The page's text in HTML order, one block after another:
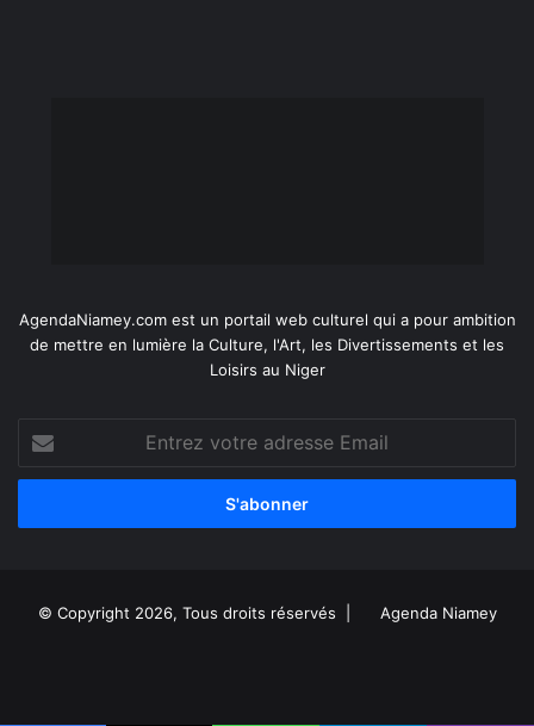
AgendaNiamey.com est un portail web culturel qui a pour ambition
de mettre en lumière la Culture, l'Art, les Divertissements et les
Loisirs au Niger
votre
adresse
© Copyright 2026, Tous droits réservés | Agenda Niamey